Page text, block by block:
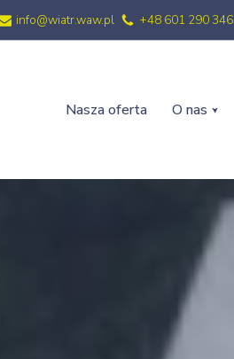
info@wiatr.waw.pl +48 601 290 346
Nasza oferta O nas